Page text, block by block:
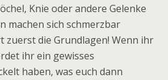
Knie oder andere Gelenke
machen sich schmerzbar
zuerst die Grundlagen! Wenn ihr
ihr ein gewisses
haben, was euch dann